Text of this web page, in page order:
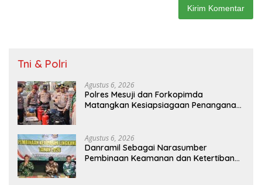
Tni & Polri
Agustus 6, 2026
Polres Mesuji dan Forkopimda
Matangkan Kesiapsiagaan Penanganan
Agustus 6, 2026
Danramil Sebagai Narasumber
Pembinaan Keamanan dan Ketertiban